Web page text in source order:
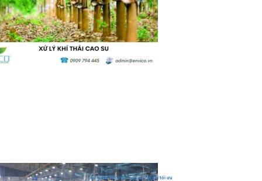
Xử lý khí thải phun sơn với chi phí tối ưu